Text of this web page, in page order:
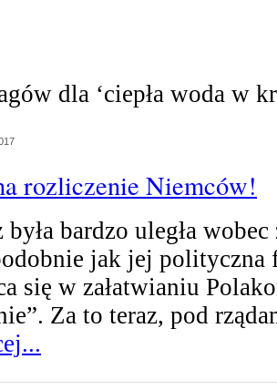
dla ‘ciepła woda w
rozliczenie Niemców!
bardzo uległa
jak jej polityczna
się w załatwianiu
Za to teraz, pod